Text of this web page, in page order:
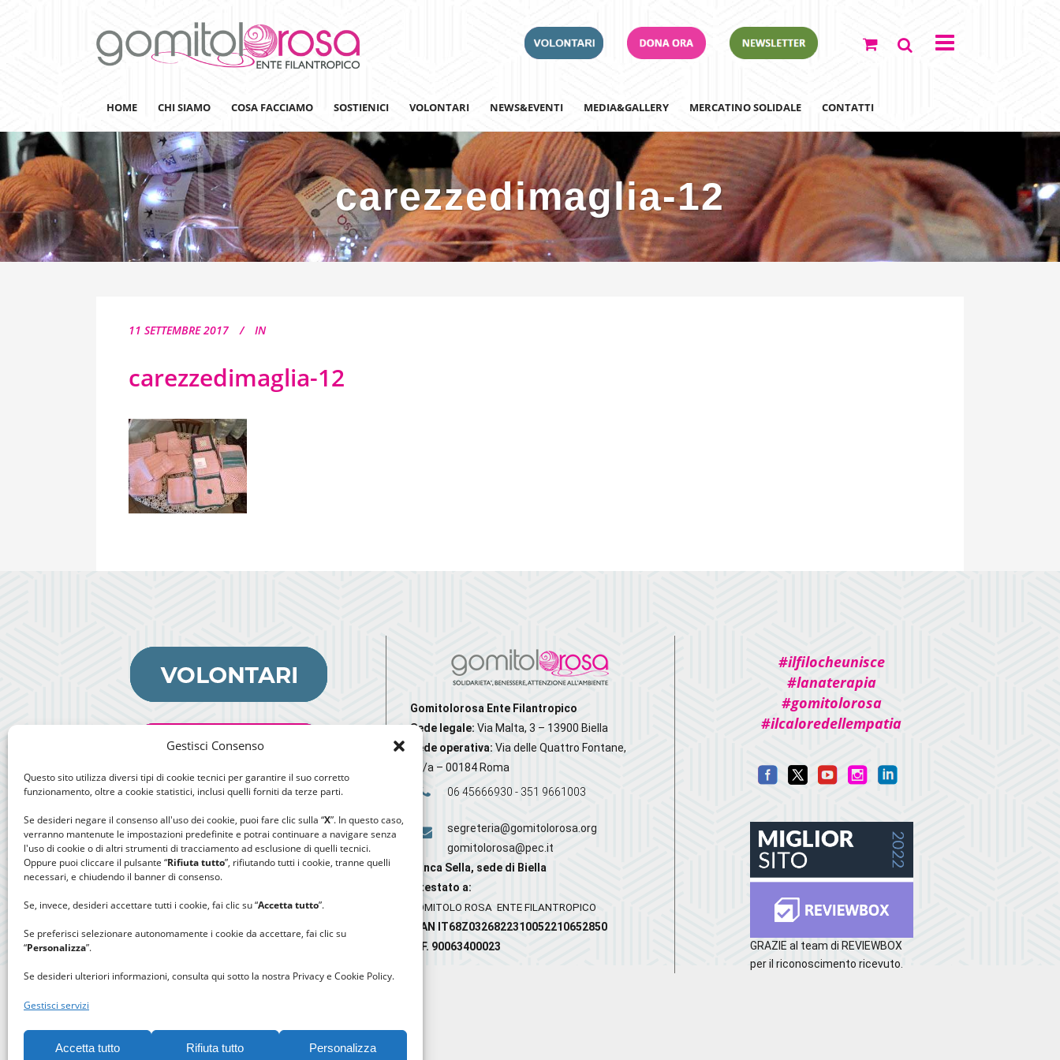
Gestisci Consenso
Questo sito utilizza diversi tipi di cookie tecnici per garantire il suo corretto
funzionamento, oltre a cookie statistici, inclusi quelli forniti da terze parti.
Se desideri negare il consenso all'uso dei cookie, puoi fare clic sulla “X”. In questo caso,
verranno mantenute le impostazioni predefinite e potrai continuare a navigare senza
l'uso di cookie o di altri strumenti di tracciamento ad esclusione di quelli tecnici.
Oppure puoi cliccare il pulsante “Rifiuta tutto”, rifiutando tutti i cookie, tranne quelli
necessari, e chiudendo il banner di consenso.
Se, invece, desideri accettare tutti i cookie, fai clic su “Accetta tutto”.
Se preferisci selezionare autonomamente i cookie da accettare, fai clic su
“Personalizza”.
Se desideri ulteriori informazioni, consulta qui sotto la nostra Privacy e Cookie Policy.
Gestisci servizi
Accetta tutto Rifiuta tutto Personalizza
HOME CHI SIAMO COSA FACCIAMO
Lanaterapia
Ricerca
Sensibilizzazione
Gomitolorosa4ARTS
SOSTIENICI
Adotta un Ospedale
Team Building
VOLONTARI NEWS&EVENTI MEDIA&GALLERY MERCATINO SOLIDALE CONTATTI
carezzedimaglia-12
11 SETTEMBRE 2017 IN
carezzedimaglia-12
Gomitolorosa Ente Filantropico
Sede legale: Via Malta, 3 – 13900 Biella
Sede operativa: Via delle Quattro Fontane,
20/a – 00184 Roma
06 45666930 - 351 9661003
segreteria@gomitolorosa.org
gomitolorosa@pec.it
Banca Sella, sede di Biella
Intestato a:
GOMITOLO ROSA ENTE FILANTROPICO
IBAN IT68Z0326822310052210652850
C.F. 90063400023
#ilfilocheunisce
#lanaterapia
#gomitolorosa
#ilcaloredellempatia
GRAZIE al team di REVIEWBOX
per il riconoscimento ricevuto.